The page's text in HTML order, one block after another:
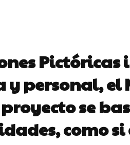
Pictóricas
personal, el
se
como